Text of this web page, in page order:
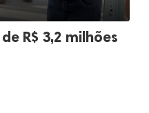
R$ 3,2 milhões